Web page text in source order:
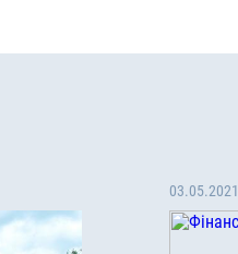
03.05.2021